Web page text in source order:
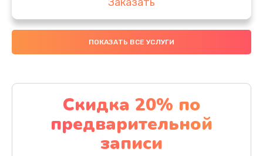
Чистка от пыли
1390 руб.
Настройка ОС
1420 руб.
Заказать
ПОКАЗАТЬ ВСЕ УСЛУГИ
Скидка 20% по
предварительной
записи